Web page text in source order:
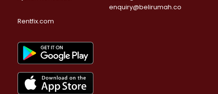
enquiry@belirumah.co
Rentfix.com